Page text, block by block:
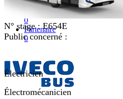
0
Mon plan de formation
0
Partenaire
0
N° stage :E654E
Public concerné :
Électricien
Électromécanicien